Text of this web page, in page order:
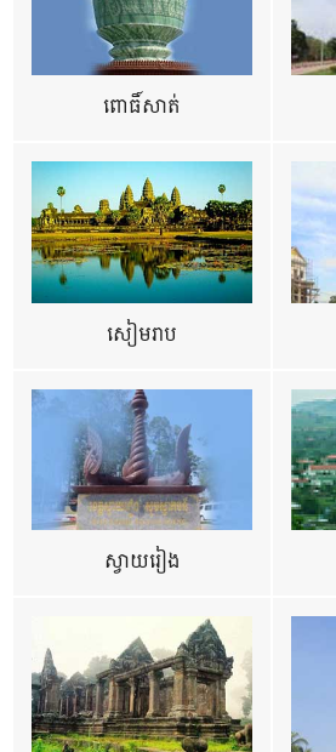
ពោធិ៍សាត់
សៀមរាប
ស្វាយរៀង